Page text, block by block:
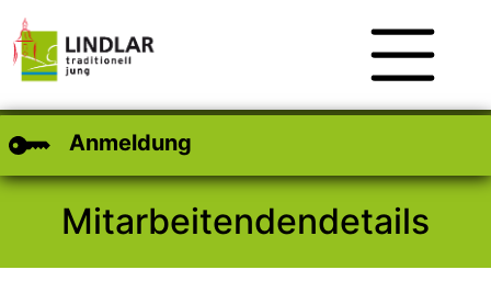
Anmeldung
Mitarbeitendendetails